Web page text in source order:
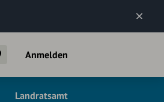
Anmelden
Landratsamt